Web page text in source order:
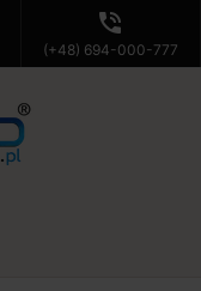
phone_in_talk
(+48) 694-000-777